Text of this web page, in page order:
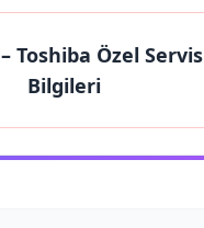
– Toshiba Özel Servis
Bilgileri